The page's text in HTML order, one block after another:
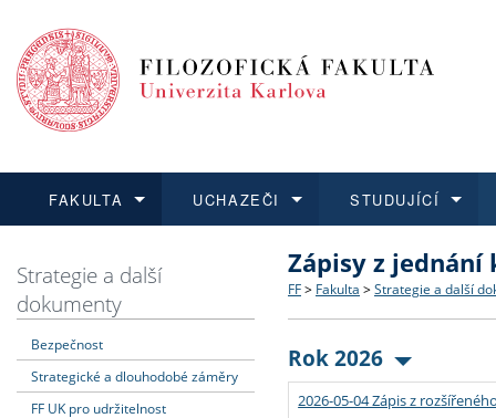
FAKULTA
Dozvědět se více
Struktura a historie
Strategie a další
Podpora a benefity pro
UCHAZEČI
Podat přihlášku
Co studovat a jak se
Učitelské studijní
Informace k průběhu
STUDUJÍCÍ
Dozvědět se více
Bakalářské a magisterské
Doktorské studium
Rigorózní řízení
Dozvědět se více
O vědě a výzkumu na FF
Akademické kvalifikace
Granty a projekty
Dozvědět se více
Aktuální nabídky a
Vyjíždějící studenti
Přijíždějící studenti
Strategie a další
dokumenty
Bezpečnost
Strategické a dlouhodobé záměry
FF UK pro udržitelnost
Zápisy z jednání
FF > Fakulta > Strategie a další
Rok 2026
2026-05-04 Zápis z